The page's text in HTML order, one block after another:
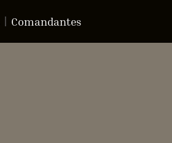
Comandantes